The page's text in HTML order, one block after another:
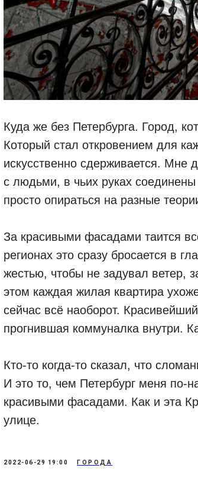
Куда же без Петербурга. Город,
Который стал откровением для
искусственно сдерживается. Мне
с людьми, в чьих руках
просто опираться на разные
За красивыми фасадами таится
регионах это сразу бросается в
жестью, чтобы не задувал ветер,
этом каждая жилая квартира
сейчас всё наоборот.
прогнившая коммуналка внутри.
Кто-то когда-то сказал, что
И это то, чем Петербург меня по-
красивыми фасадами. Как и эта
улице.
2022-06-29 19:00 ГОРОДА